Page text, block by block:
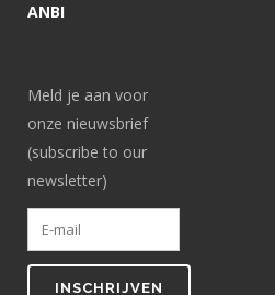
ANBI
Meld je aan voor
onze nieuwsbrief
(subscribe to our
newsletter)